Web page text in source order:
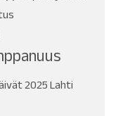
2025 Lahti